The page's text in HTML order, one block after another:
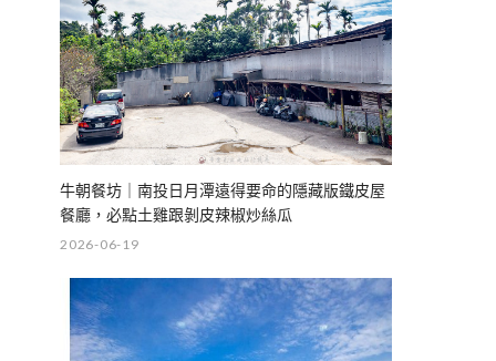
牛朝餐坊｜南投日月潭遠得要命的隱藏版鐵皮屋
餐廳，必點土雞跟剝皮辣椒炒絲瓜
2026-06-19